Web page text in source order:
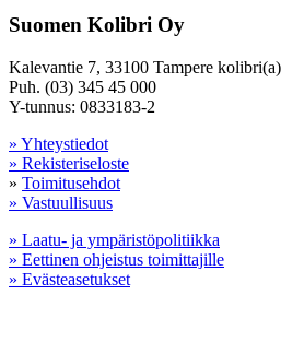
Suomen Kolibri Oy
Kalevantie 7, 33100 Tampere
Puh. (03) 345 45 000
Y-tunnus: 0833183-2
» Yhteystiedot
» Rekisteriseloste
» Toimitusehdot
» Vastuullisuus
» Laatu- ja ympäristöpolitiikka
» Eettinen ohjeistus toimittajille
» Evästeasetukset